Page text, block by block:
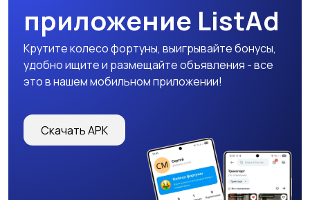
приложение ListAd
Крутите колесо фортуны, выигрывайте бонусы,
удобно ищите и размещайте объявления - все
это в нашем мобильном приложении!
Скачать APK